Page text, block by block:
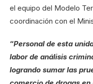
el equipo del Modelo
coordinación con el
“Personal de esta
labor de análisis
logrando sumar las